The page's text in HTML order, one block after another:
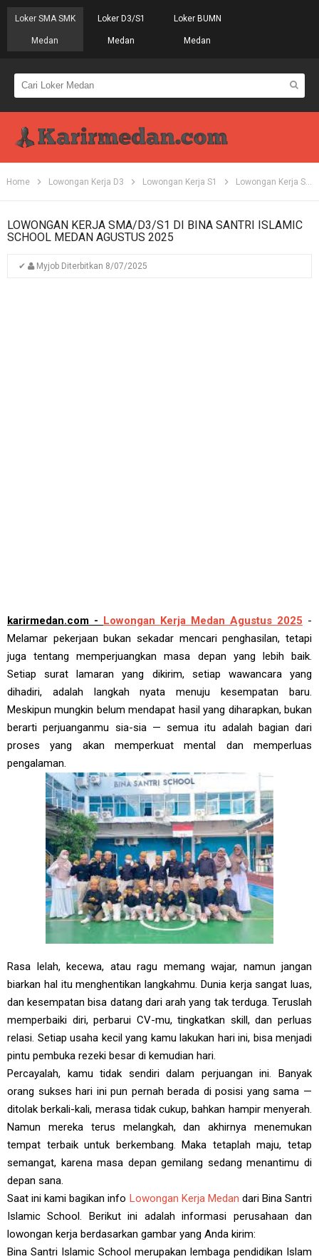
Loker SMA SMK
Medan
Loker D3/S1
Medan
Loker BUMN
Medan
Home Lowongan Kerja D3 Lowongan Kerja S1 Lowongan Kerja SMA
LOWONGAN KERJA SMA/D3/S1 DI BINA SANTRI ISLAMIC
SCHOOL MEDAN AGUSTUS 2025
✔ Myjob Diterbitkan 8/07/2025
karirmedan.com - Lowongan Kerja Medan Agustus 2025 -
Melamar pekerjaan bukan sekadar mencari penghasilan, tetapi
juga tentang memperjuangkan masa depan yang lebih baik.
Setiap surat lamaran yang dikirim, setiap wawancara yang
dihadiri, adalah langkah nyata menuju kesempatan baru.
Meskipun mungkin belum mendapat hasil yang diharapkan, bukan
berarti perjuanganmu sia-sia — semua itu adalah bagian dari
proses yang akan memperkuat mental dan memperluas
pengalaman.
Rasa lelah, kecewa, atau ragu memang wajar, namun jangan
biarkan hal itu menghentikan langkahmu. Dunia kerja sangat luas,
dan kesempatan bisa datang dari arah yang tak terduga. Teruslah
memperbaiki diri, perbarui CV-mu, tingkatkan skill, dan perluas
relasi. Setiap usaha kecil yang kamu lakukan hari ini, bisa menjadi
pintu pembuka rezeki besar di kemudian hari.
Percayalah, kamu tidak sendiri dalam perjuangan ini. Banyak
orang sukses hari ini pun pernah berada di posisi yang sama —
ditolak berkali-kali, merasa tidak cukup, bahkan hampir menyerah.
Namun mereka terus melangkah, dan akhirnya menemukan
tempat terbaik untuk berkembang. Maka tetaplah maju, tetap
semangat, karena masa depan gemilang sedang menantimu di
depan sana.
Saat ini kami bagikan info Lowongan Kerja Medan dari Bina Santri
Islamic School. Berikut ini adalah informasi perusahaan dan
lowongan kerja berdasarkan gambar yang Anda kirim:
Bina Santri Islamic School merupakan lembaga pendidikan Islam